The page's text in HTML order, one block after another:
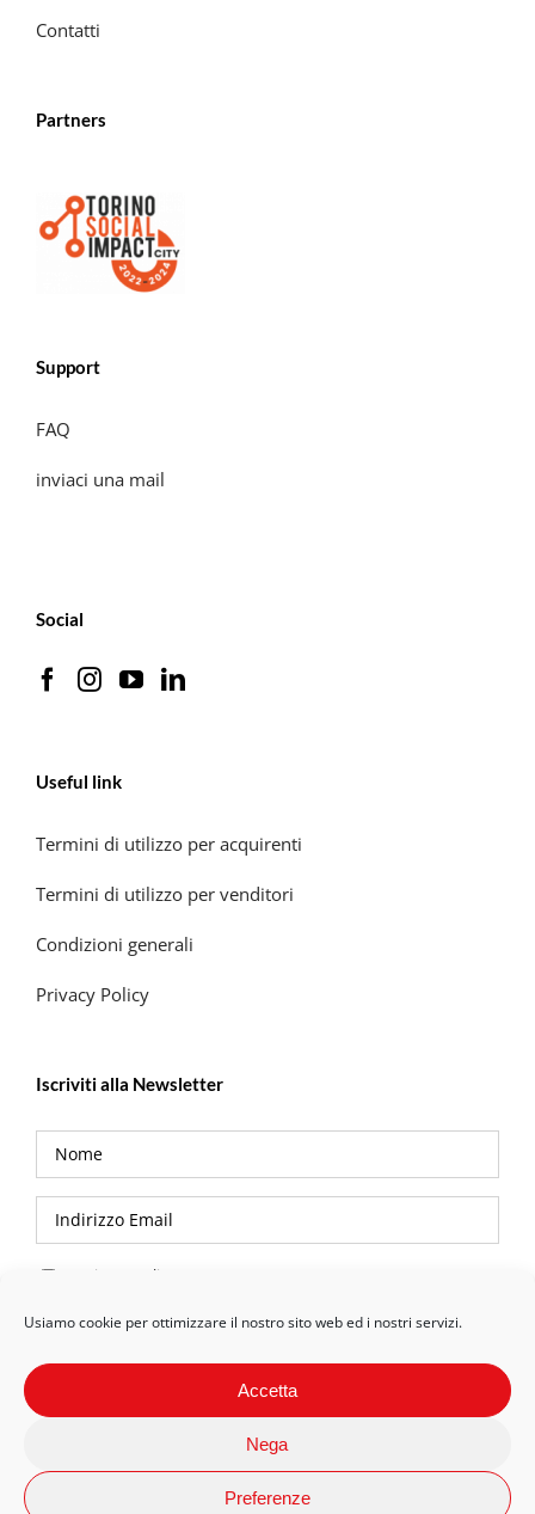
Usiamo cookie per ottimizzare il nostro sito web ed i nostri servizi.
Accetta
Nega
Preferenze
Contatti
Partners
Support
FAQ
inviaci una mail
Social
Useful link
Termini di utilizzo per acquirenti
Termini di utilizzo per venditori
Condizioni generali
Privacy Policy
Iscriviti alla Newsletter
Privacy Policy